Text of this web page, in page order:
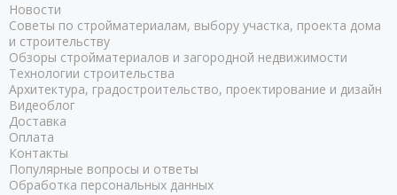
Новости
Советы по стройматериалам, выбору участка, проекта дома
и строительству
Обзоры стройматериалов и загородной недвижимости
Технологии строительства
Архитектура, градостроительство, проектирование и дизайн
Видеоблог
Доставка
Оплата
Контакты
Популярные вопросы и ответы
Обработка персональных данных